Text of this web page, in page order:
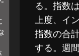
る。指数
上度、イ
指数の合
する。週